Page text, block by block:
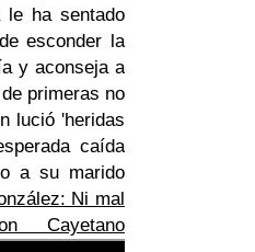
le ha sentado
esconder la
y aconseja a
primeras no
lució 'heridas
caída
a su marido
Ni mal
Cayetano